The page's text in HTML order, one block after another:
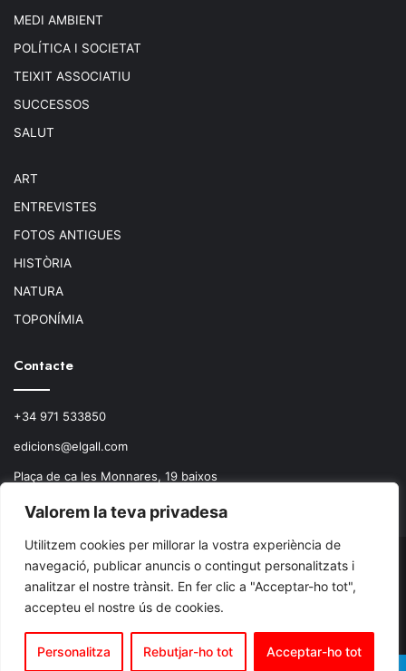
Valorem la teva privadesa
Utilitzem cookies per millorar la vostra experiència de
navegació, publicar anuncis o contingut personalitzats i
analitzar el nostre trànsit. En fer clic a "Acceptar-ho tot",
accepteu el nostre ús de cookies.
Personalitza Rebutjar-ho tot Acceptar-ho tot
MEDI AMBIENT
POLÍTICA I SOCIETAT
TEIXIT ASSOCIATIU
SUCCESSOS
SALUT
ART
ENTREVISTES
FOTOS ANTIGUES
HISTÒRIA
NATURA
TOPONÍMIA
Contacte
+34 971 533850
edicions@elgall.com
Plaça de ca les Monnares, 19 baixos
© Copyright 2026, Todos los derechos reservados.
Facebook
X